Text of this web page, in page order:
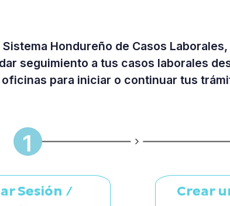
Sistema Hondureño de Casos
seguimiento a tus casos laborales
para iniciar o continuar tus
Sesión /
Crear